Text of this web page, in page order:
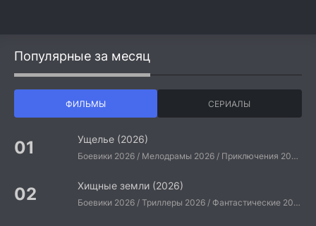
Популярные за месяц
ФИЛЬМЫ СЕРИАЛЫ
Ущелье (2026)
Боевики 2026 / Мелодрамы 2026 / Приключения 2026 / Ужасы 2026 / Фантастические 2026 / Зарубежные фильмы 2026 / Американские фильмы / Фильмы 2026
Хищные земли (2026)
Боевики 2026 / Триллеры 2026 / Фантастические 2026 / Зарубежные фильмы 2026 / Американские фильмы / Фильмы 2026